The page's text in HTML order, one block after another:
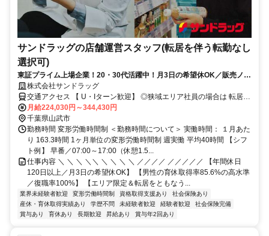
サンドラッグの店舗運営スタッフ(転居を伴う転勤なし
選択可)
東証プライム上場企業！20・30代活躍中！月3日の希望休OK／販売ノル
マなし／年収例32歳SV816万円／販促企画～商品管理など店舗運営がメ
インの仕事
株式会社サンドラッグ
交通アクセス 【 U・Iターン歓迎】 ◎狭域エリア社員の場合は 転居を
伴う転勤はありません。 ◎マイカー通勤OK
月給224,030円～344,430円
千葉県山武市
勤務時間 変形労働時間制 ＜勤務時間について＞ 実働時間： １月あた
り 163.3時間 1ヶ月単位の変形労働時間制 週実働 平均40時間 【シフ
ト例】 早番／07:00～17:00（休憩1.5...
仕事内容 ＼ ＼ ＼ ＼＼ ＼ ＼ ＼ ＼ ／／／／ ／／／／／ 【年間休日
120日以上／月3日の希望休OK】 【男性の育休取得率85.6%の高水準
／復職率100%】 【エリア限定＆転居をともなう...
業界未経験者歓迎 変形労働時間制 資格取得支援あり
社会保険あり
産休・育休取得実績あり
学歴不問 未経験者歓迎 経験者歓迎
社会保険完備
賞与あり
育休あり 長期歓迎 昇給あり 賞与年2回あり